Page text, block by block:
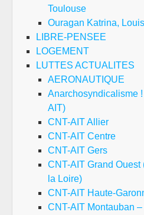
Toulouse
Ouragan Katrina,
LIBRE-PENSEE
LOGEMENT
LUTTES ACTUALITES
AERONAUTIQUE
Anarchosyndicalisme
AIT)
CNT-AIT Allier
CNT-AIT Centre
CNT-AIT Gers
CNT-AIT Grand
la Loire)
CNT-AIT Haute-
CNT-AIT Montauban